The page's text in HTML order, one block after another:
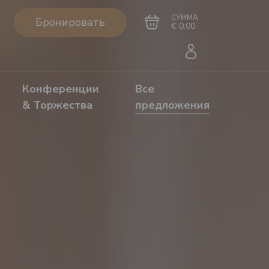
Бронировать СУММА
€ 0.00
Конференции
& Торжества
Все
предложения